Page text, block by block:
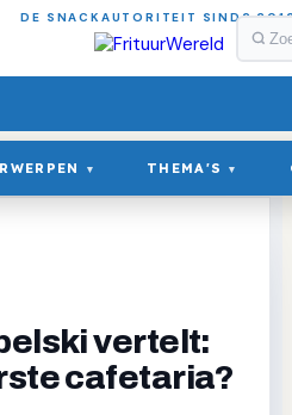
DE SNACKAUTORITEIT SINDS
▾ THEMA'S ▾
vertelt:
cafetaria?